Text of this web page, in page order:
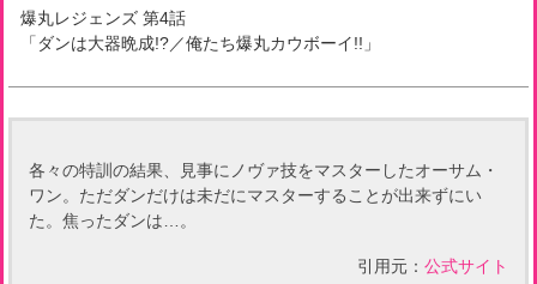
爆丸レジェンズ 第4話
「 ダンは大器晩成!?／俺たち爆丸カウボーイ!! 」
各々の特訓の結果、見事にノヴァ技をマスターしたオーサム・
ワン。ただダンだけは未だにマスターすることが出来ずにい
た。焦ったダンは…。
引用元： 公式サイト